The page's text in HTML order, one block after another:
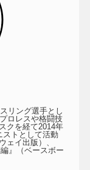
リング選手とし
ロレスや格闘技
クを経て2014年
ストとして活動
ェイ出版）、
』（ベースボー